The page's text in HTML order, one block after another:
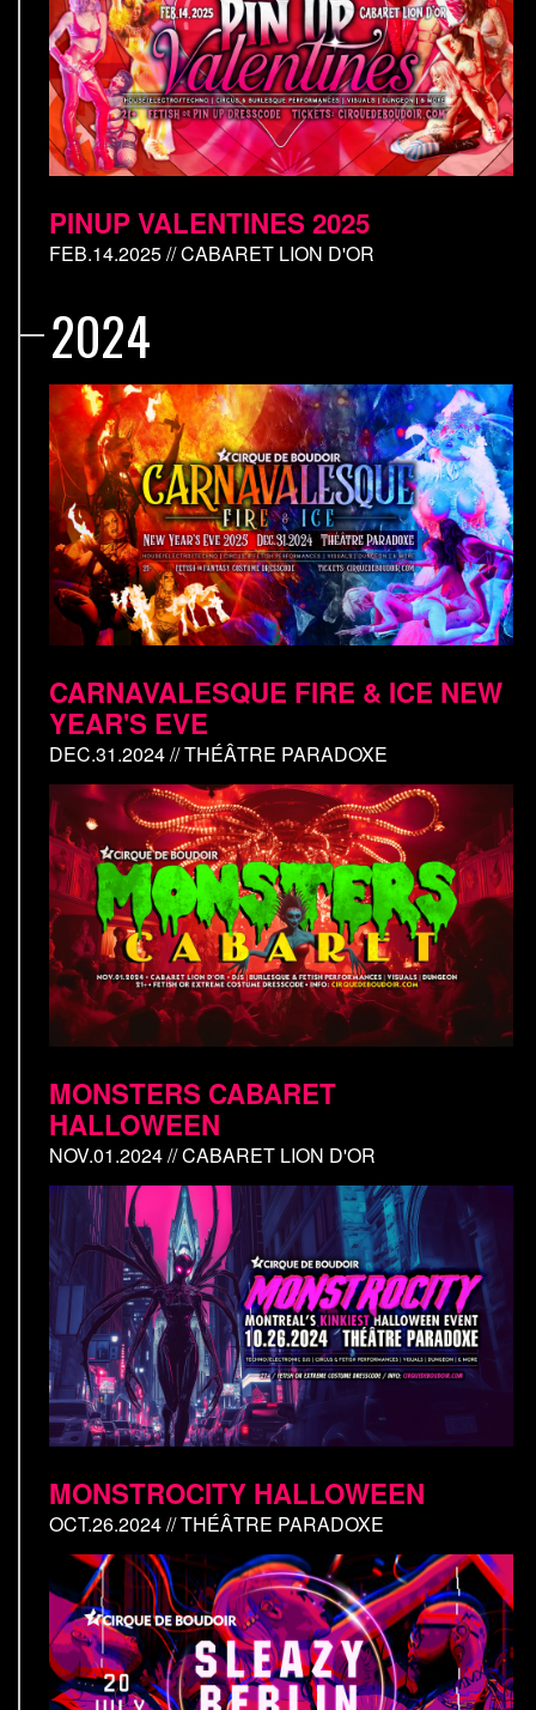
PINUP VALENTINES 2025
FEB.14.2025 // CABARET LION D'OR
2024
CARNAVALESQUE FIRE & ICE NEW
YEAR'S EVE
DEC.31.2024 // THÉÂTRE PARADOXE
MONSTERS CABARET
HALLOWEEN
NOV.01.2024 // CABARET LION D'OR
MONSTROCITY HALLOWEEN
OCT.26.2024 // THÉÂTRE PARADOXE